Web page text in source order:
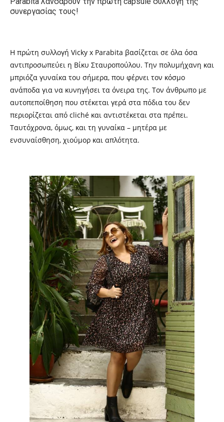
συνεργασίας τους!
Η πρώτη συλλογή Vicky x Parabita βασίζεται σε όλα όσα
αντιπροσωπεύει η Βίκυ Σταυροπούλου. Την πολυμήχανη και
μπριόζα γυναίκα του σήμερα, που φέρνει τον κόσμο
ανάποδα για να κυνηγήσει τα όνειρα της. Τον άνθρωπο με
αυτοπεποίθηση που στέκεται γερά στα πόδια του δεν
περιορίζεται από cliché και αντιστέκεται στα πρέπει.
Ταυτόχρονα, όμως, και τη γυναίκα – μητέρα με
ενσυναίσθηση, χιούμορ και απλότητα.